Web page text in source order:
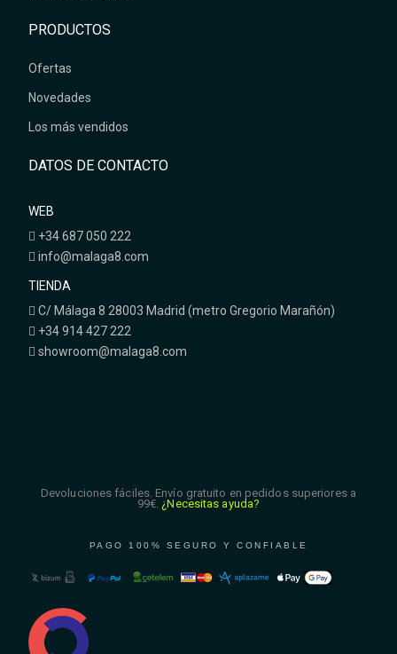
PRODUCTOS
Ofertas
Novedades
Los más vendidos
DATOS DE CONTACTO
WEB
+34 687 050 222
info@malaga8.com
TIENDA
C/ Málaga 8 28003 Madrid (metro Gregorio Marañón)
+34 914 427 222
showroom@malaga8.com
Devoluciones fáciles. Envío gratuito en pedidos superiores a
99€. ¿Necesitas ayuda?
PAGO 100% SEGURO Y CONFIABLE